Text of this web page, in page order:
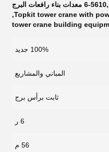
Topkit tower crane with
,
100% جديد
المباني والمشاريع
ثابت برأس برج
6 ر
56 م